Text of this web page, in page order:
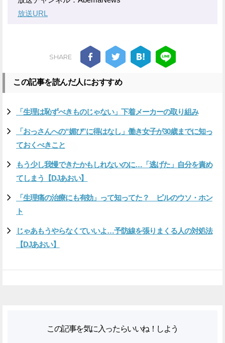
放送URL
SHARE
この記事を読んだ人におすすめ
「生理は恥ずべきものじゃない」下着メーカーの取り組み
「おっさんへの“媚び”に得はなし」働き女子が30歳までに知っ
ておくべきこと
もう少し我慢できたかもしれないのに…「逃げた」自分を責め
てしまう【DJあおい】
「生理痛の治療にも有効」って知ってた？ ピルのウソ・ホン
ト
じゃあもうやらなくていいよ…予防線を張りまくる人の対処法
【DJあおい】
この記事を気に入ったらいいね！しよう